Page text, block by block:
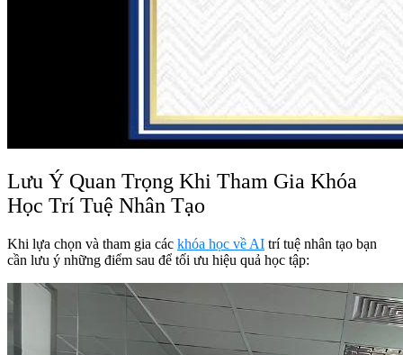
Lưu Ý Quan Trọng Khi Tham Gia Khóa
Học Trí Tuệ Nhân Tạo
Khi lựa chọn và tham gia các khóa học về AI trí tuệ nhân tạo bạn
cần lưu ý những điểm sau để tối ưu hiệu quả học tập: